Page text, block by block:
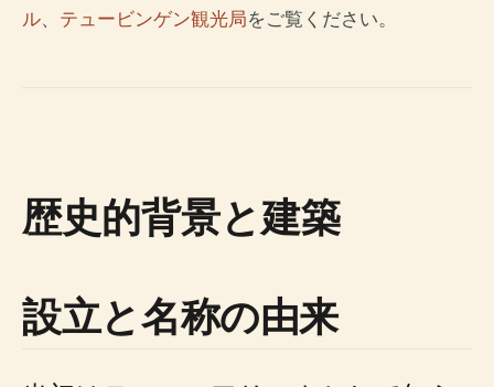
ル、 テュービンゲン観光局をご覧ください。
歴史的背景と建築
設立と名称の由来